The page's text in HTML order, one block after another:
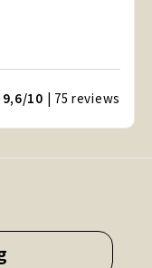
9,6/10 | 75reviews